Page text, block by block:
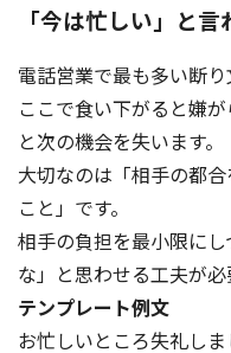
「今は忙しい」と
電話営業で最も多い断り
ここで食い下がると嫌
と次の機会を失います。
大切なのは「相手の都
こと」です。
相手の負担を最小限に
な」と思わせる工夫が必
テンプレート例文
お忙しいところ失礼しま